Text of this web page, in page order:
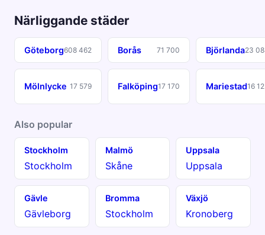
Närliggande städer
Göteborg608 462 Borås 71 700 Björlanda23
Mölnlycke 17 579 Falköping17 170 Mariestad16
Also popular
Stockholm
Stockholm
Malmö
Skåne
Uppsala
Uppsala
Gävle
Gävleborg
Bromma
Stockholm
Växjö
Kronoberg